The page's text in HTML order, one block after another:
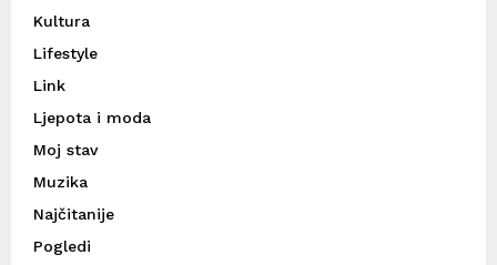
Kultura
Lifestyle
Link
Ljepota i moda
Moj stav
Muzika
Najčitanije
Pogledi